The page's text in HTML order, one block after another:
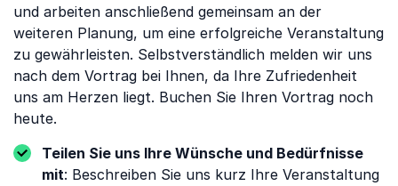
und arbeiten anschließend gemeinsam an der
weiteren Planung, um eine erfolgreiche Veranstaltung
zu gewährleisten. Selbstverständlich melden wir uns
nach dem Vortrag bei Ihnen, da Ihre Zufriedenheit
uns am Herzen liegt. Buchen Sie Ihren Vortrag noch
heute.
Teilen Sie uns Ihre Wünsche und Bedürfnisse
mit: Beschreiben Sie uns kurz Ihre Veranstaltung